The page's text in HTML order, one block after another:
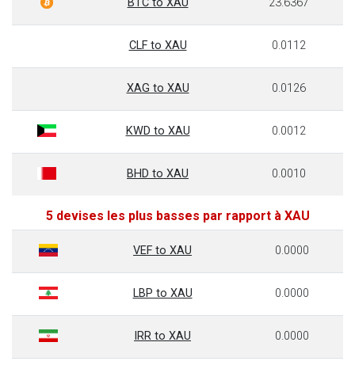
BTC to XAU 23.6367
CLF to XAU 0.0112
XAG to XAU 0.0126
KWD to XAU 0.0012
BHD to XAU 0.0010
5 devises les plus basses par rapport à XAU
VEF to XAU 0.0000
LBP to XAU 0.0000
IRR to XAU 0.0000